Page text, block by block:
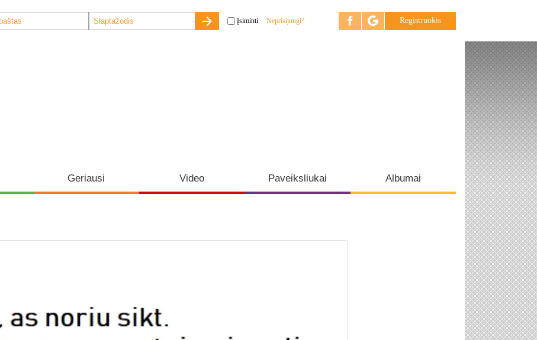
Įsiminti Neprisijungi? Registruokis
Geriausi Video Paveiksliukai Albumai